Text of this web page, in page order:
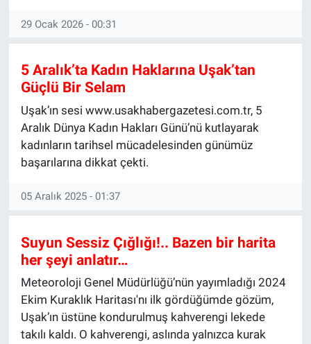
29 Ocak 2026 - 00:31
5 Aralık’ta Kadın Haklarına Uşak’tan
Güçlü Bir Selam
Uşak’ın sesi www.usakhabergazetesi.com.tr, 5
Aralık Dünya Kadın Hakları Günü’nü kutlayarak
kadınların tarihsel mücadelesinden günümüz
başarılarına dikkat çekti.
05 Aralık 2025 - 01:37
Suyun Sessiz Çığlığı!.. Bazen bir harita
her şeyi anlatır…
Meteoroloji Genel Müdürlüğü’nün yayımladığı 2024
Ekim Kuraklık Haritası'nı ilk gördüğümde gözüm,
Uşak’ın üstüne kondurulmuş kahverengi lekede
takılı kaldı. O kahverengi, aslında yalnızca kurak